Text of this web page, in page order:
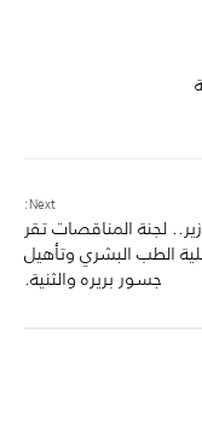
Next:
لجنة المناقصات تقر
الطب البشري وتأهيل
جسور بريره والثنية.